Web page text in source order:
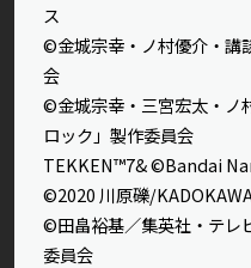
ス
©金城宗幸・ノ村優介・講
会
©金城宗幸・三宮宏太・ノ
ロック」製作委員会
TEKKEN™7& ©Bandai
©2020 川原礫/
©田畠裕基／集英社・テレ
委員会